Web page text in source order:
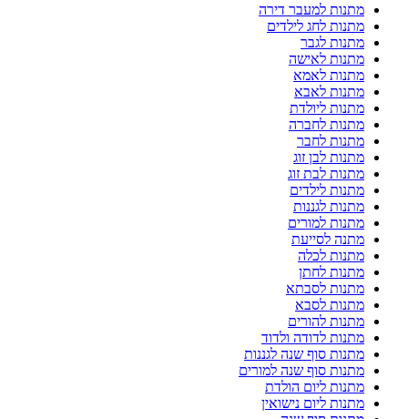
מתנות למעבר דירה
מתנות לחג לילדים
מתנות לגבר
מתנות לאישה
מתנות לאמא
מתנות לאבא
מתנות ליולדת
מתנות לחברה
מתנות לחבר
מתנות לבן זוג
מתנות לבת זוג
מתנות לילדים
מתנות לגננות
מתנות למורים
מתנה לסייעת
מתנות לכלה
מתנות לחתן
מתנות לסבתא
מתנות לסבא
מתנות להורים
מתנות לדודה ולדוד
מתנות סוף שנה לגננות
מתנות סוף שנה למורים
מתנות ליום הולדת
מתנות ליום נישואין